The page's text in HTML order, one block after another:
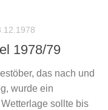
1978/79
das nach und
wurde ein
sollte bis